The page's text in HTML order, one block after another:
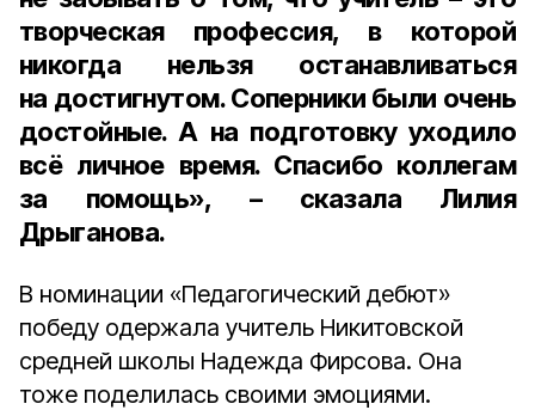
творческая профессия, в которой
никогда нельзя останавливаться
на достигнутом. Соперники были очень
достойные. А на подготовку уходило
всё личное время. Спасибо коллегам
за помощь», – сказала Лилия
Дрыганова.
В номинации «Педагогический дебют»
победу одержала учитель Никитовской
средней школы Надежда Фирсова. Она
тоже поделилась своими эмоциями.